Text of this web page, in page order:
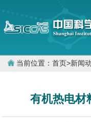
当前位置： 首页>新闻
有机热电材